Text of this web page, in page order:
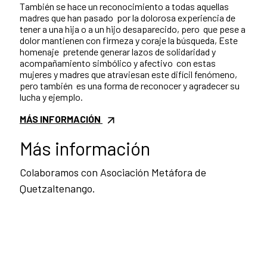
También se hace un reconocimiento a todas aquellas
madres que han pasado por la dolorosa experiencia de
tener a una hija o a un hijo desaparecido, pero que pese a
dolor mantienen con firmeza y coraje la búsqueda, Este
homenaje pretende generar lazos de solidaridad y
acompañamiento simbólico y afectivo con estas
mujeres y madres que atraviesan este difícil fenómeno,
pero también es una forma de reconocer y agradecer su
lucha y ejemplo.
MÁS INFORMACIÓN
Más información
Colaboramos con Asociación Metáfora de
Quetzaltenango.